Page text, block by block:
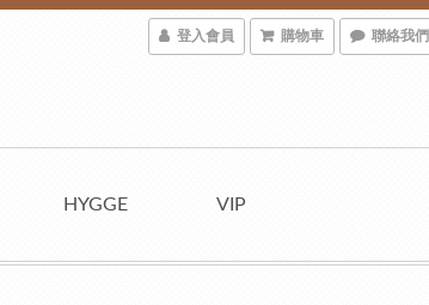
登入會員 購物車 聯絡我們
HYGGE VIP